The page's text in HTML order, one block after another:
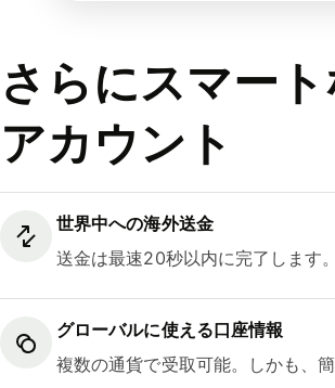
さらにスマー
アカウント
世界中への海外送金
送金は最速20秒以内に完了します。
グローバルに使える口座情報
複数の通貨で受取可能。しかも、簡